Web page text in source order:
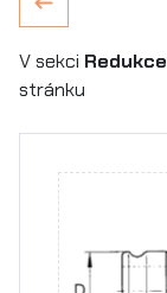
V sekci Redukce
stránku